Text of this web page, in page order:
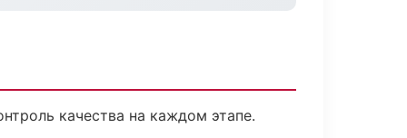
качества на каждом этапе.